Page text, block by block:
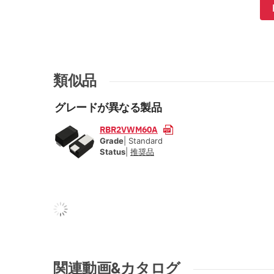
類似品
グレードが異なる製品
RBR2VWM60A
Grade | Standard
Status 推奨品
関連動画&カタログ